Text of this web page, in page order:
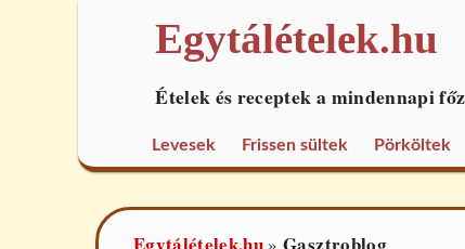
Egytálételek.hu
Ételek és receptek a mindennapi
Levesek Frissen sültek Pörköltek